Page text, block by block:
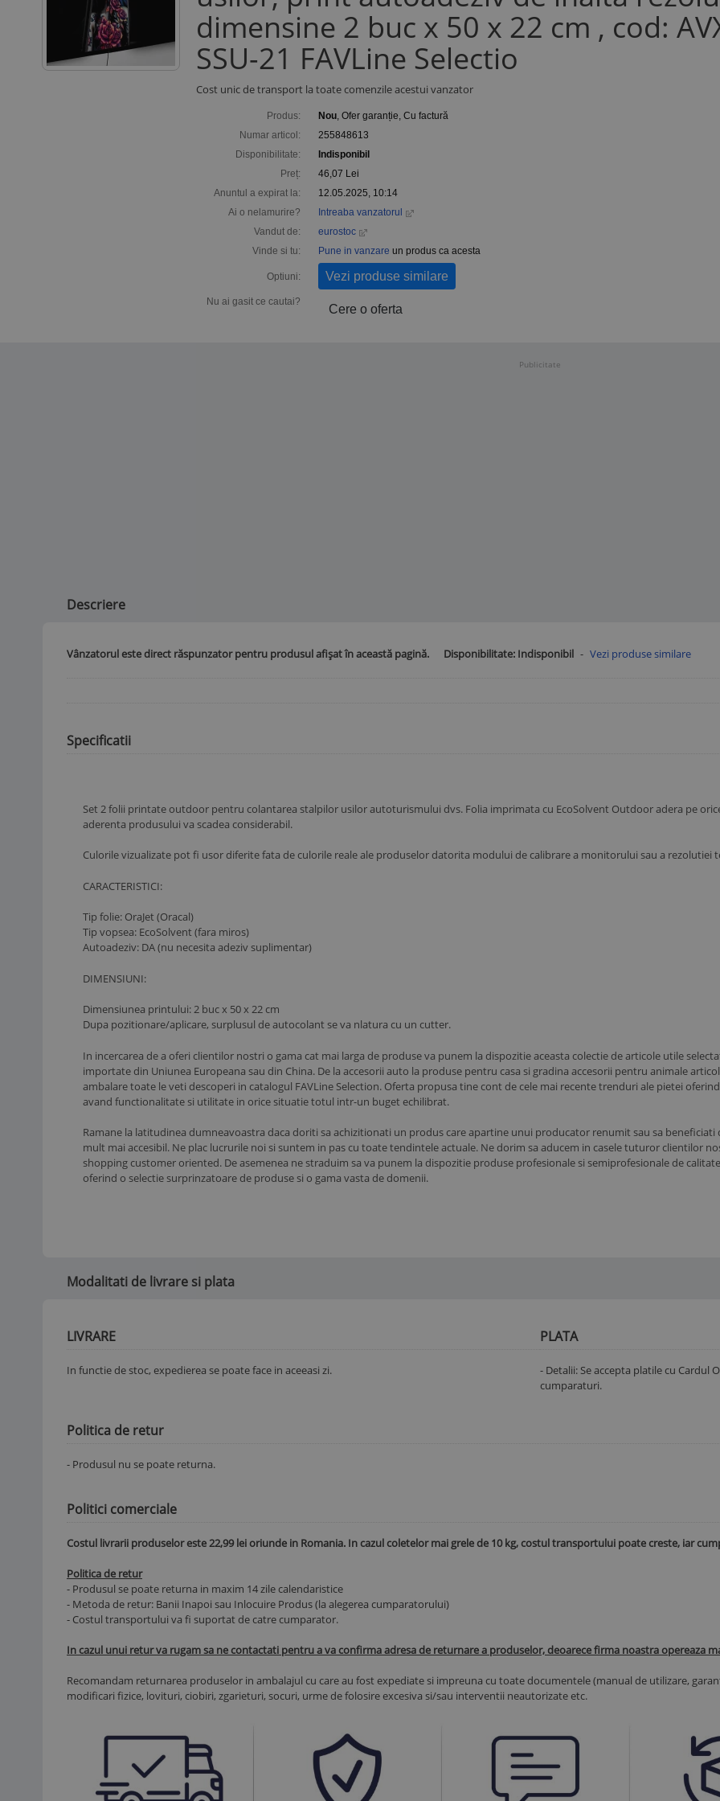
dimensine 2 buc x 50 x 22 cm , cod:
SSU-21 FAVLine Selectio
Cost unic de transport la toate comenzile acestui vanzator
Produs: Nou, Ofer garanție, Cu factură
Numar articol:
255848613
Disponibilitate:
Indisponibil
Preț:
46,07 Lei
Anuntul a expirat la:
12.05.2025, 10:14
Ai o nelamurire?
Intreaba vanzatorul
Vandut de:
eurostoc
Vinde si tu:
Pune in vanzare un produs ca acesta
Optiuni: Vezi produse similare
Nu ai gasit ce cautai?
Cere o oferta
Publicitate
Descriere
Vânzatorul este direct răspunzator pentru produsul afișat în această pagină. Disponibilitate: Indisponibil - Vezi produse similare
Specificatii
Set 2 folii printate outdoor pentru colantarea stalpilor usilor autoturismului dvs. Folia imprimata cu EcoSolvent Outdoor adera pe
aderenta produsului va scadea considerabil.
Culorile vizualizate pot fi usor diferite fata de culorile reale ale produselor datorita modului de calibrare a monitorului sau a rezolutiei
CARACTERISTICI:
Tip folie: OraJet (Oracal)
Tip vopsea: EcoSolvent (fara miros)
Autoadeziv: DA (nu necesita adeziv suplimentar)
DIMENSIUNI:
Dimensiunea printului: 2 buc x 50 x 22 cm
Dupa pozitionare/aplicare, surplusul de autocolant se va nlatura cu un cutter.
In incercarea de a oferi clientilor nostri o gama cat mai larga de produse va punem la dispozitie aceasta colectie de articole utile
importate din Uniunea Europeana sau din China. De la accesorii auto la produse pentru casa si gradina accesorii pentru animale
ambalare toate le veti descoperi in catalogul FAVLine Selection. Oferta propusa tine cont de cele mai recente trenduri ale pietei
avand functionalitate si utilitate in orice situatie totul intr-un buget echilibrat.
Ramane la latitudinea dumneavoastra daca doriti sa achizitionati un produs care apartine unui producator renumit sau sa
mult mai accesibil. Ne plac lucrurile noi si suntem in pas cu toate tendintele actuale. Ne dorim sa aducem in casele tuturor clientilor
shopping customer oriented. De asemenea ne straduim sa va punem la dispozitie produse profesionale si semiprofesionale de
oferind o selectie surprinzatoare de produse si o gama vasta de domenii.
Modalitati de livrare si plata
LIVRARE
In functie de stoc, expedierea se poate face in aceeasi zi.
PLATA
- Detalii: Se accepta platile cu Cardul
cumparaturi.
Politica de retur
- Produsul nu se poate returna.
Politici comerciale
Costul livrarii produselor este 22,99 lei oriunde in Romania. In cazul coletelor mai grele de 10 kg, costul transportului poate creste, iar
Politica de retur
- Produsul se poate returna in maxim 14 zile calendaristice
- Metoda de retur: Banii Inapoi sau Inlocuire Produs (la alegerea cumparatorului)
- Costul transportului va fi suportat de catre cumparator.
In cazul unui retur va rugam sa ne contactati pentru a va confirma adresa de returnare a produselor, deoarece firma noastra opereaza
Recomandam returnarea produselor in ambalajul cu care au fost expediate si impreuna cu toate documentele (manual de utilizare,
modificari fizice, lovituri, ciobiri, zgarieturi, socuri, urme de folosire excesiva si/sau interventii neautorizate etc.